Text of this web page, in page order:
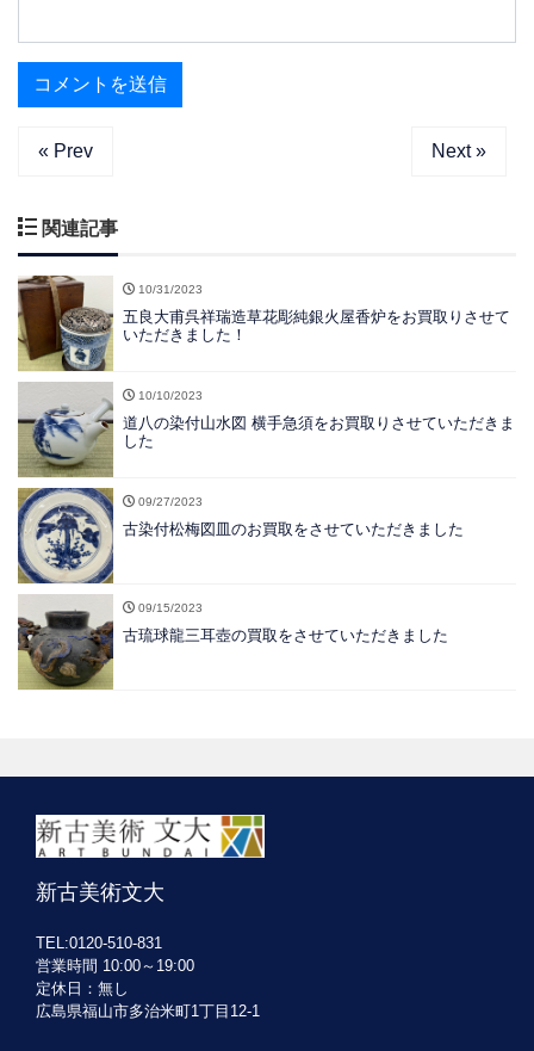
« Prev Next »
関連記事
10/31/2023
五良大甫呉祥瑞造草花彫純銀火屋香炉をお買取りさせて
いただきました！
10/10/2023
道八の染付山水図 横手急須をお買取りさせていただきま
した
09/27/2023
古染付松梅図皿のお買取をさせていただきました
09/15/2023
古琉球龍三耳壺の買取をさせていただきました
新古美術文大
TEL:0120-510-831
営業時間 10:00～19:00
定休日：無し
広島県福山市多治米町1丁目12-1